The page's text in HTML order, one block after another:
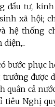
đầu tư,
xã hội;
hệ thống
bước phục
trưởng được
quân cả
tiêu Nghị